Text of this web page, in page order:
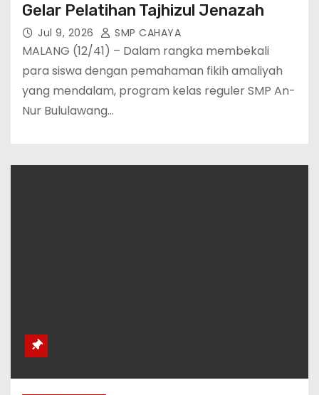
Gelar Pelatihan Tajhizul Jenazah
Jul 9, 2026 SMP CAHAYA
MALANG (12/41) – Dalam rangka membekali
para siswa dengan pemahaman fikih amaliyah
yang mendalam, program kelas reguler SMP An-
Nur Bululawang…